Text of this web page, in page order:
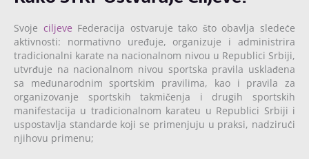
Svoje ciljeve Federacija ostvaruje tako što obavlja sledeće
aktivnosti: normativno uređuje, organizuje i administrira
tradicionalni karate na nacionalnom nivou u Republici Srbiji,
utvrđuje na nacionalnom nivou sportska pravila usklađena
sa međunarodnim sportskim pravilima, kao i pravila za
organizovanje sportskih takmičenja i drugih sportskih
manifestacija u tradicionalnom karateu u Republici Srbiji i
uspostavlja standarde koji se primenjuju u praksi, nadzirući
njihovu primenu;